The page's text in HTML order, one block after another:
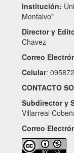
Institución:
Montalvo"
Director y
Chavez
Correo
Celular:
CONTACTO
Subdirector y
Villarreal
Correo